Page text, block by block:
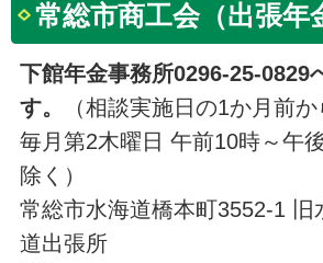
常総市商工会（出張年
下館年金事務所0296-25-0829
す。
（相談実施日の1か月前か
毎月第2木曜日 午前10時～午
除く）
常総市水海道橋本町3552-1 旧
道出張所